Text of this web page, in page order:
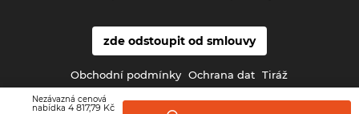
Nezávazná cenová
nabídka 4 817,79 Kč
zde odstoupit od smlouvy
Obchodní podmínky Ochrana dat Tiráž